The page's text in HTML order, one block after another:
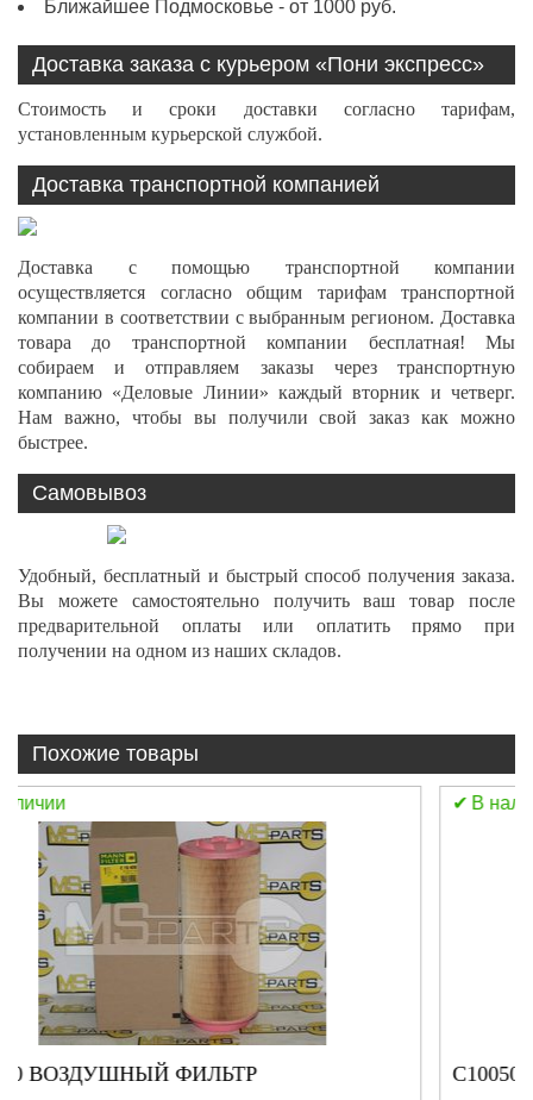
Ближайшее Подмосковье - от 1000 руб.
Доставка заказа с курьером «Пони экспресс»
Стоимость и сроки доставки согласно тарифам,
установленным курьерской службой.
Доставка транспортной компанией
Доставка с помощью транспортной компании
осуществляется согласно общим тарифам транспортной
компании в соответствии с выбранным регионом. Доставка
товара до транспортной компании бесплатная! Мы
собираем и отправляем заказы через транспортную
компанию «Деловые Линии» каждый вторник и четверг.
Нам важно, чтобы вы получили свой заказ как можно
быстрее.
Самовывоз
Удобный, бесплатный и быстрый способ получения заказа.
Вы можете самостоятельно получить ваш товар после
предварительной оплаты или оплатить прямо при
получении на одном из наших складов.
Похожие товары
В наличии
C10050 ВОЗД ФИЛЬТР ЭЛЕМЕНТ